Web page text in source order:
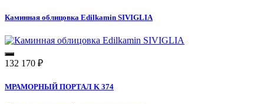
Каминная облицовка Edilkamin SIVIGLIA
132 170 ₽
МРАМОРНЫЙ ПОРТАЛ K 374